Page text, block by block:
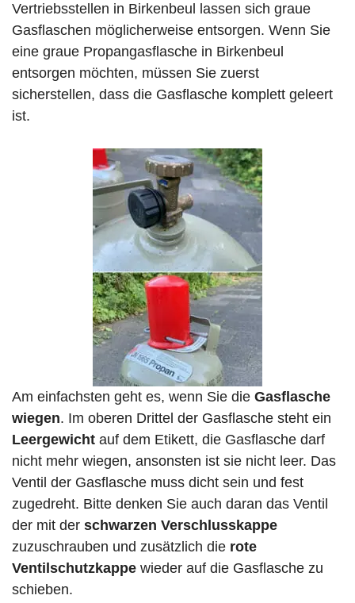
Vertriebsstellen in Birkenbeul lassen sich graue
Gasflaschen möglicherweise entsorgen. Wenn Sie
eine graue Propangasflasche in Birkenbeul
entsorgen möchten, müssen Sie zuerst
sicherstellen, dass die Gasflasche komplett geleert
ist.
Am einfachsten geht es, wenn Sie die Gasflasche
wiegen. Im oberen Drittel der Gasflasche steht ein
Leergewicht auf dem Etikett, die Gasflasche darf
nicht mehr wiegen, ansonsten ist sie nicht leer. Das
Ventil der Gasflasche muss dicht sein und fest
zugedreht. Bitte denken Sie auch daran das Ventil
der mit der schwarzen Verschlusskappe
zuzuschrauben und zusätzlich die rote
Ventilschutzkappe wieder auf die Gasflasche zu
schieben.